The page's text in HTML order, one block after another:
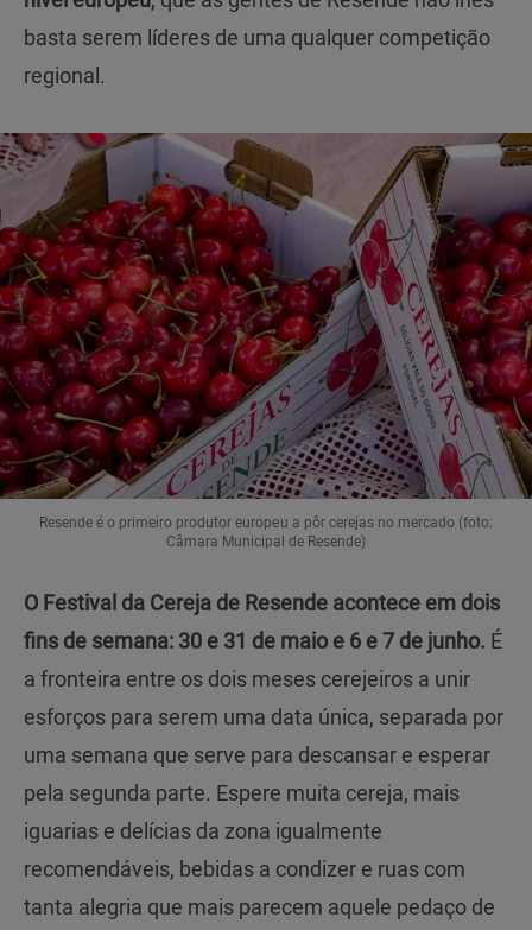
basta serem líderes de uma qualquer competição
regional.
Resende é o primeiro produtor europeu a pôr cerejas no mercado (foto:
Câmara Municipal de Resende)
O Festival da Cereja de Resende acontece em dois
fins de semana: 30 e 31 de maio e 6 e 7 de junho. É
a fronteira entre os dois meses cerejeiros a unir
esforços para serem uma data única, separada por
uma semana que serve para descansar e esperar
pela segunda parte. Espere muita cereja, mais
iguarias e delícias da zona igualmente
recomendáveis, bebidas a condizer e ruas com
tanta alegria que mais parecem aquele pedaço de